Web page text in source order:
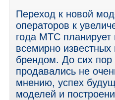
Переход к новой
операторов к
года МТС
всемирно
брендом. До сих
продавались не
мнению, успех
моделей и